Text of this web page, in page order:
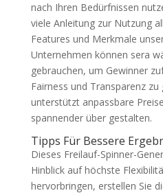
nach Ihren Bedürfnissen
viele Anleitung zur Nutzung
Features und Merkmale
Unternehmen können sera
gebrauchen, um Gewinner
Fairness und Transparenz
unterstützt anpassbare
spannender über gestalten.
Tipps Für Bessere
Dieses Freilauf-Spinner-
Hinblick auf höchste
hervorbringen, erstellen Sie